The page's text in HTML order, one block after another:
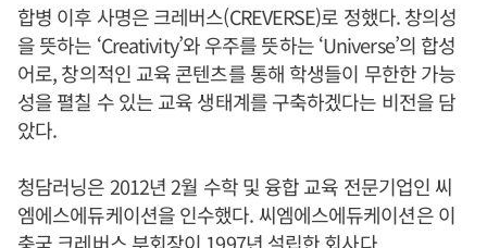
합병 이후 사명은 크레버스(CREVERSE)로 정했다. 창의성
을 뜻하는 ‘Creativity’와 우주를 뜻하는 ‘Universe’의 합성
어로, 창의적인 교육 콘텐츠를 통해 학생들이 무한한 가능
성을 펼칠 수 있는 교육 생태계를 구축하겠다는 비전을 담
았다.
청담러닝은 2012년 2월 수학 및 융합 교육 전문기업인 씨
엠에스에듀케이션을 인수했다. 씨엠에스에듀케이션은 이
충국 크레버스 부회장이 1997년 설립한 회사다.